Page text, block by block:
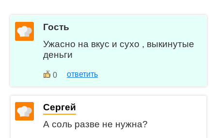
Гость
Ужасно на вкус и сухо , выкинутые
деньги
0 ответить
Сергей
А соль разве не нужна?